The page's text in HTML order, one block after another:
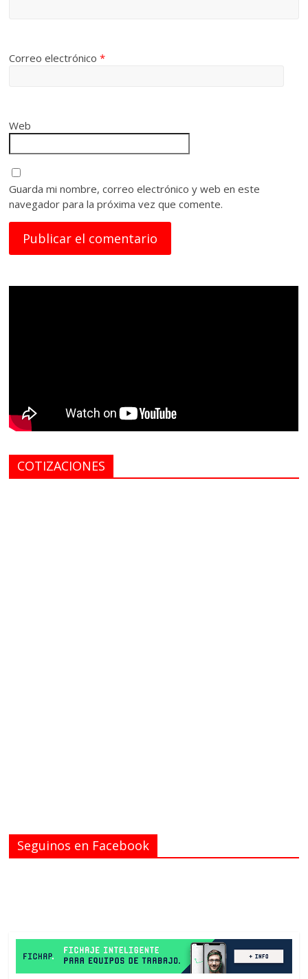
Correo electrónico*
Web
Guarda mi nombre, correo electrónico y web en este
navegador para la próxima vez que comente.
COTIZACIONES
Seguinos en Facebook